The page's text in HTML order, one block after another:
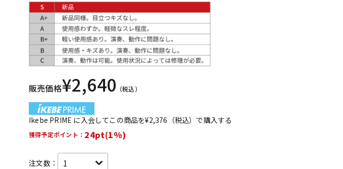
その他楽器
レコーディン
グ機器
配信/ライブ
機器
販売価格¥2,640 （税込）
Ikebe PRIME に入会してこの商品を¥2,376（税込）で購入する
獲得予定ポイント： 24pt(1%)
注文数：